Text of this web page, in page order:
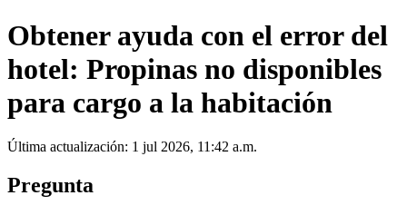
Obtener ayuda con el error del
hotel: Propinas no disponibles
para cargo a la habitación
Última actualización: 1 jul 2026, 11:42 a.m.
Pregunta